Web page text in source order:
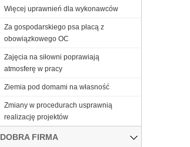
Więcej uprawnień dla wykonawców
Za gospodarskiego psa płacą z
obowiązkowego OC
Zajęcia na siłowni poprawiają
atmosferę w pracy
Ziemia pod domami na własność
Zmiany w procedurach usprawnią
realizację projektów
DOBRA FIRMA